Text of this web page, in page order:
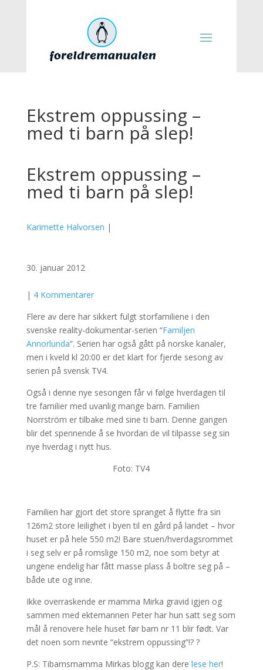
Ekstrem oppussing –
med ti barn på slep!
Ekstrem oppussing –
med ti barn på slep!
Karimette Halvorsen |
30. januar 2012
| 4 Kommentarer
Flere av dere har sikkert fulgt storfamiliene i den
svenske reality-dokumentar-serien “Familjen
Annorlunda“. Serien har også gått på norske kanaler,
men i kveld kl 20:00 er det klart for fjerde sesong av
serien på svensk TV4.
Også i denne nye sesongen får vi følge hverdagen til
tre familier med uvanlig mange barn. Familien
Norrström er tilbake med sine ti barn. Denne gangen
blir det spennende å se hvordan de vil tilpasse seg sin
nye hverdag i nytt hus.
Foto: TV4
Familien har gjort det store spranget å flytte fra sin
126m2 store leilighet i byen til en gård på landet – hvor
huset er på hele 550 m2! Bare stuen/hverdagsrommet
i seg selv er på romslige 150 m2, noe som betyr at
ungene endelig har fått masse plass å boltre seg på –
både ute og inne.
Ikke overraskende er mamma Mirka gravid igjen og
sammen med ektemannen Peter har hun satt seg som
mål å renovere hele huset før barn nr 11 blir født. Var
det noen som nevnte “ekstrem oppussing”!? ?
P.S: Tibarnsmamma Mirkas blogg kan dere lese her!